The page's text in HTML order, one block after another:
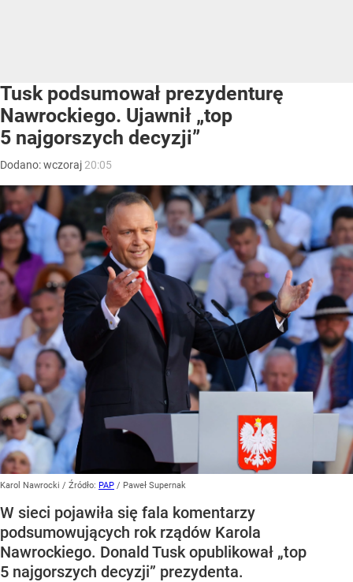
Tusk podsumował prezydenturę
Nawrockiego. Ujawnił „top
5 najgorszych decyzji”
Dodano:wczoraj 20:05
Karol Nawrocki / Źródło: PAP / Paweł Supernak
W sieci pojawiła się fala komentarzy
podsumowujących rok rządów Karola
Nawrockiego. Donald Tusk opublikował „top
5 najgorszych decyzji” prezydenta.